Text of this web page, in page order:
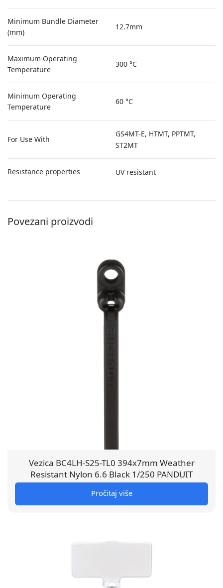
Minimum Bundle Diameter
(mm)
12.7mm
Maximum Operating
Temperature
300 °C
Minimum Operating
Temperature
60 °C
For Use With
GS4MT-E, HTMT, PPTMT,
ST2MT
Resistance properties UV resistant
Povezani proizvodi
Vezica BC4LH-S25-TL0 394x7mm Weather
Resistant Nylon 6.6 Black 1/250 PANDUIT
Pročitaj više